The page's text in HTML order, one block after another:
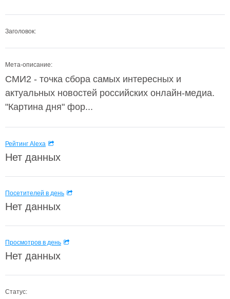
Заголовок:
Мета-описание:
СМИ2 - точка сбора самых интересных и
актуальных новостей российских онлайн-медиа.
"Картина дня" фор...
Рейтинг Alexa
Нет данных
Посетителей в день
Нет данных
Просмотров в день
Нет данных
Статус: